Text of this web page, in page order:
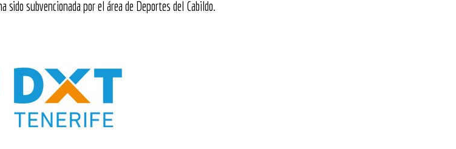
sido subvencionada por el área de Deportes del Cabildo.